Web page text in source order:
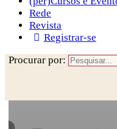
Rede
Revista
Registrar-se
Procurar por: